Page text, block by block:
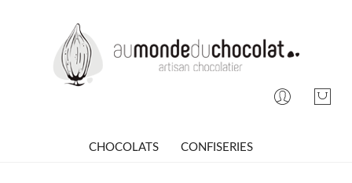
CHOCOLATS CONFISERIES